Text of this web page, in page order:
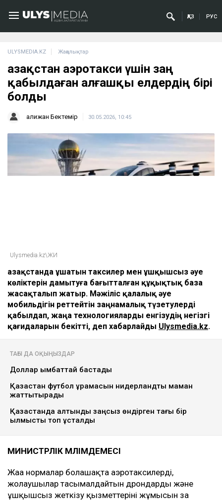
ҚАЗ РУС
ULYSMEDIA.KZ Жаңалықтар
Қазақстан аэротакси үшін заң
қабылдаған алғашқы елдердің бірі
болды
Қалижан Бектемір 30.05.2026, 10:45
Ulysmedia.kz\ЖИ
Қазақстанда ұшатын таксилер мен ұшқышсыз әуе
көліктерін дамытуға бағытталған құқықтық база
жасақталып жатыр. Мәжіліс қалалық әуе
мобильдігін реттейтін заңнамалық түзетулерді
қабылдап, жаңа технологияларды енгізудің негізгі
қағидаларын бекітті, деп хабарлайды Ulysmedia.kz.
ТАҒЫ ДА ОҚЫҢЫЗДАР
Доллар қымбаттай бастады
Қазақстан футбол құрамасын нидерландтық маман
жаттықтырады
Қазақстанда алтынды заңсыз өндірген тағы бір
қылмыстық топ ұсталды
МИНИСТРЛІК МӘЛІМДЕМЕСІ
Жаңа нормалар болашақта аэротаксилердің,
жолаушылар тасымалдайтын дрондардың және
ұшқышсыз жеткізу қызметтерінің жұмысын заң